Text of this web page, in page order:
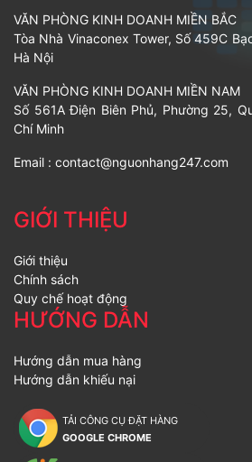
VĂN PHÒNG KINH DOANH MIỀN BẮC
Tòa Nhà Vinaconex Tower, Số 459C
Hà Nội
VĂN PHÒNG KINH DOANH MIỀN NAM
Số 561A Điện Biên Phủ, Phường 25,
Chí Minh
Email : contact@nguonhang247.com
GIỚI THIỆU
Giới thiệu
Chính sách
Quy chế hoạt động
HƯỚNG DẪN
Hướng dẫn mua hàng
Hướng dẫn khiếu nại
TẢI CÔNG CỤ ĐẶT HÀNG
GOOGLE CHROME